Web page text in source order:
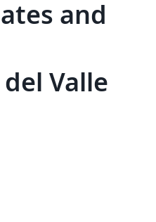
and
Valle